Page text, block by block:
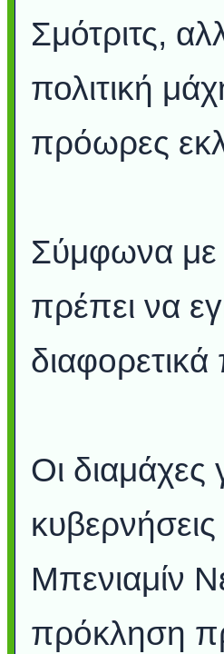
Σμότριτς,
πολιτική
πρόωρες
Σύμφωνα με
πρέπει να
Οι
Μπενιαμίν
πρόκληση